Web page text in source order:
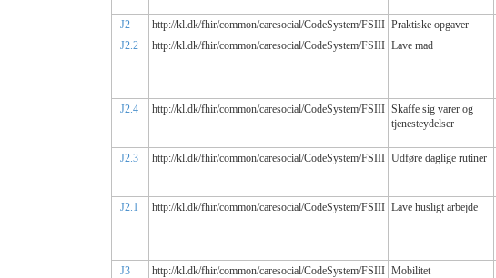
J2 http://kl.dk/fhir/common/caresocial/CodeSystem/FSIII Praktiske opgaver
J2.2
http://kl.dk/fhir/common/caresocial/CodeSystem/FSIII Lave mad
J2.4 http://kl.dk/fhir/common/caresocial/CodeSystem/FSIII Skaffe sig varer og
tjenesteydelser
J2.3 http://kl.dk/fhir/common/caresocial/CodeSystem/FSIII Udføre daglige rutiner
J2.1 http://kl.dk/fhir/common/caresocial/CodeSystem/FSIII Lave husligt arbejde
J3 http://kl.dk/fhir/common/caresocial/CodeSystem/FSIII Mobilitet